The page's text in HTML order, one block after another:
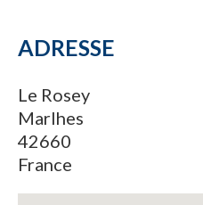
ADRESSE
Le Rosey
Marlhes
42660
France